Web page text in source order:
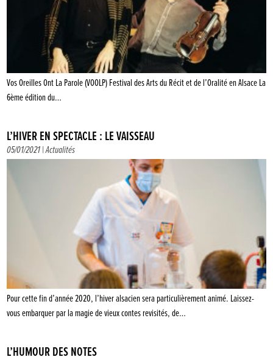
Vos Oreilles Ont La Parole (VOOLP) Festival des Arts du Récit et de l’Oralité en Alsace La
6ème édition du…
L’HIVER EN SPECTACLE : LE VAISSEAU
05/01/2021 |Actualités
Pour cette fin d’année 2020, l’hiver alsacien sera particulièrement animé. Laissez-
vous embarquer par la magie de vieux contes revisités, de…
L’HUMOUR DES NOTES